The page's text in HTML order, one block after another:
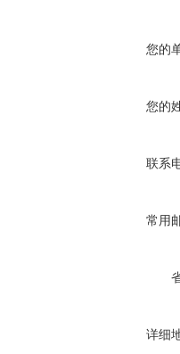
您的
您的
联系
常用
详细